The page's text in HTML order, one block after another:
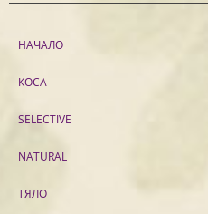
НАЧАЛО
КОСА
SELECTIVE
NATURAL
ТЯЛО